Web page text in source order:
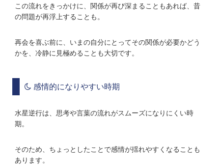
この流れをきっかけに、関係が再び深まることもあれば、昔
の問題が再浮上することも。
再会を喜ぶ前に、いまの自分にとってその関係が必要かどう
かを、冷静に見極めることも大切です。
感情的になりやすい時期
水星逆行は、思考や言葉の流れがスムーズになりにくい時
期。
そのため、ちょっとしたことで感情が揺れやすくなることも
あります。